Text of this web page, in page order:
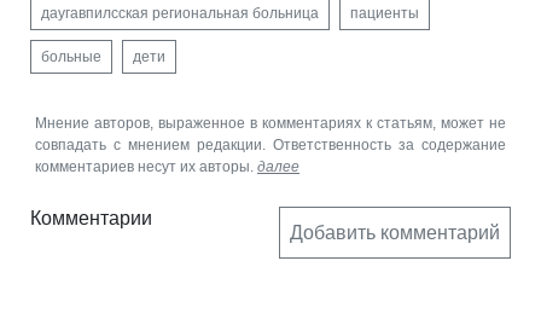
даугавпилсская региональная больница пациенты
больные дети
Мнение авторов, выраженное в комментариях к статьям, может не
совпадать с мнением редакции. Ответственность за содержание
комментариев несут их авторы. далее
Комментарии
Добавить комментарий